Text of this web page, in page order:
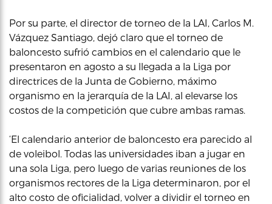
Por su parte, el director de torneo de la LAI, Carlos M.
Vázquez Santiago, dejó claro que el torneo de
baloncesto sufrió cambios en el calendario que le
presentaron en agosto a su llegada a la Liga por
directrices de la Junta de Gobierno, máximo
organismo en la jerarquía de la LAI, al elevarse los
costos de la competición que cubre ambas ramas.
‘El calendario anterior de baloncesto era parecido al
de voleibol. Todas las universidades iban a jugar en
una sola Liga, pero luego de varias reuniones de los
organismos rectores de la Liga determinaron, por el
alto costo de oficialidad, volver a dividir el torneo en